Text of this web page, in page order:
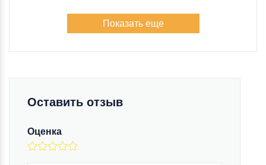
Показать еще
Оставить отзыв
Оценка